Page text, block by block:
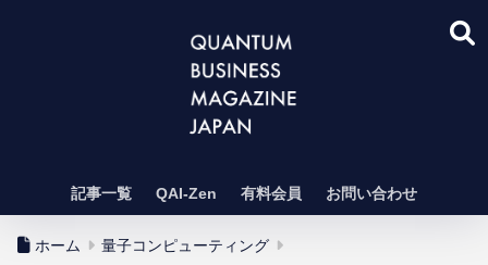
記事一覧 QAI-Zen 有料会員 お問い合わせ
ホーム 量子コンピューティング